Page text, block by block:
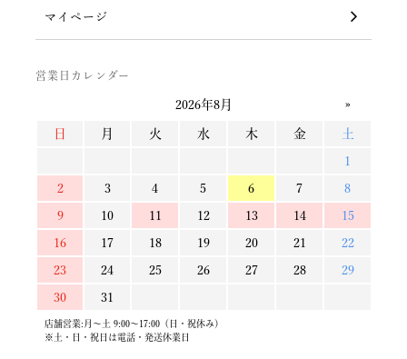
マイページ
営業日カレンダー